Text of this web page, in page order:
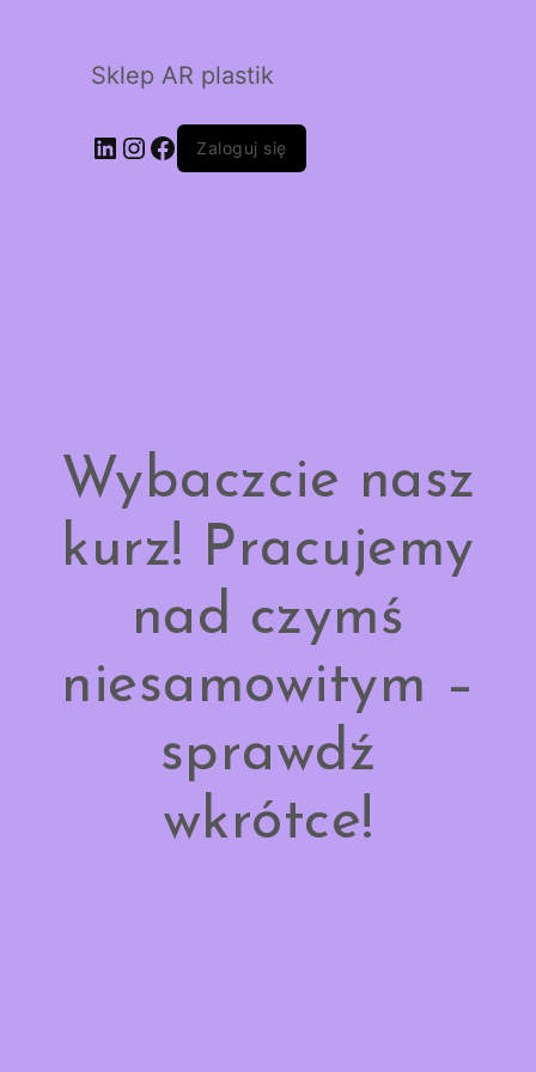
Sklep AR plastik
LinkedIn
Instagram
Facebook
Zaloguj się
Wybaczcie nasz
kurz! Pracujemy
nad czymś
niesamowitym –
sprawdź
wkrótce!